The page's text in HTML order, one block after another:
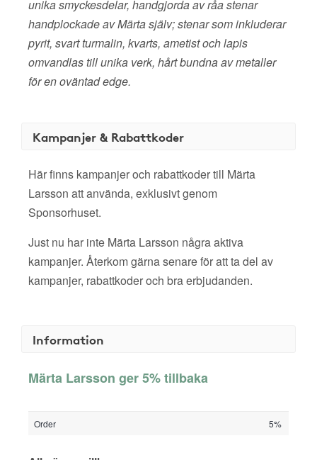
unika smyckesdelar, handgjorda av råa stenar
handplockade av Märta själv; stenar som inkluderar
pyrit, svart turmalin, kvarts, ametist och lapis
omvandlas till unika verk, hårt bundna av metaller
för en oväntad edge.
Kampanjer & Rabattkoder
Här finns kampanjer och rabattkoder till Märta
Larsson att använda, exklusivt genom
Sponsorhuset.
Just nu har inte Märta Larsson några aktiva
kampanjer. Återkom gärna senare för att ta del av
kampanjer, rabattkoder och bra erbjudanden.
Information
Märta Larsson ger 5% tillbaka
Order 5%